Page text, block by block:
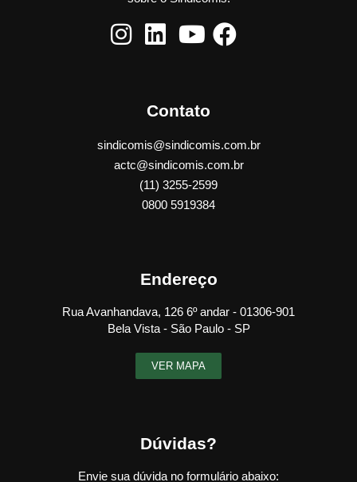
Contato
sindicomis@sindicomis.com.br
actc@sindicomis.com.br
(11) 3255-2599
0800 5919384
Endereço
Rua Avanhandava, 126 6º andar - 01306-901
Bela Vista - São Paulo - SP
VER MAPA
Dúvidas?
Envie sua dúvida no formulário abaixo: